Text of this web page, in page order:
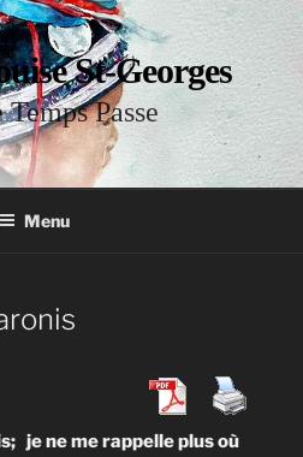
St-Georges
Temps Passe
Menu
je ne me rappelle plus où